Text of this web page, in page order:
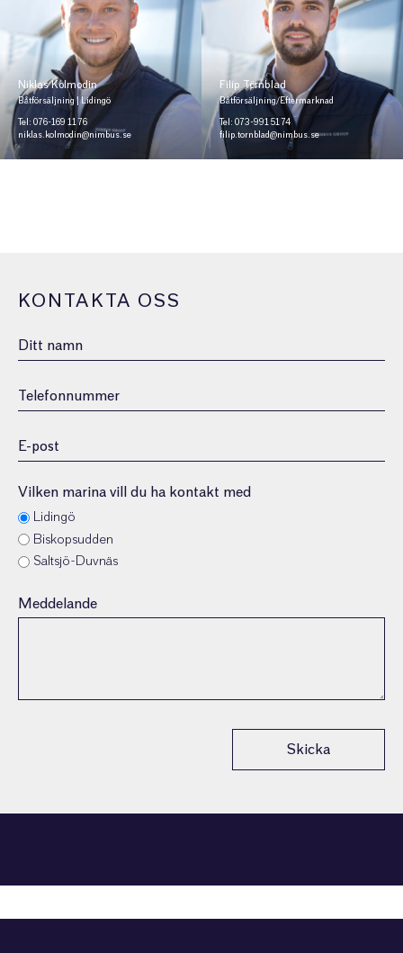
Niklas Kolmodin
Båtförsäljning | Lidingö
Tel: 076-169 11 76
niklas.kolmodin@nimbus.se
Filip Törnblad
Båtförsäljning/Eftermarknad
Tel: 073-991 51 74
filip.tornblad@nimbus.se
KONTAKTA OSS
Namn
Telefonnummer
E-
post
Vilken marina vill du ha kontakt med
Lidingö
Biskopsudden
Saltsjö-Duvnäs
Meddelande
Skicka